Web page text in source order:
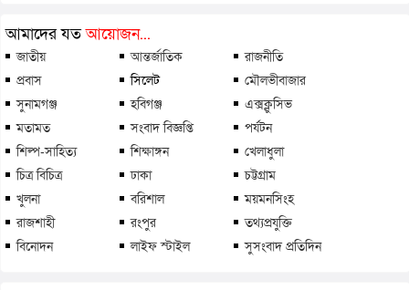
আমাদের যতআয়োজন...
জাতীয় আন্তর্জাতিক
রাজনীতি
প্রবাস
সিলেট
মৌলভীবাজার
সুনামগঞ্জ
হবিগঞ্জ
এক্সক্লুসিভ
মতামত
সংবাদ বিজ্ঞপ্তি
পর্যটন
শিল্প-সাহিত্য
শিক্ষাঙ্গন
খেলাধুলা
চিত্র বিচিত্র
ঢাকা
চট্টগ্রাম
খুলনা
বরিশাল
ময়মনসিংহ
রাজশাহী
রংপুর
তথ্যপ্রযুক্তি
বিনোদন
লাইফ স্টাইল সুসংবাদ প্রতিদিন